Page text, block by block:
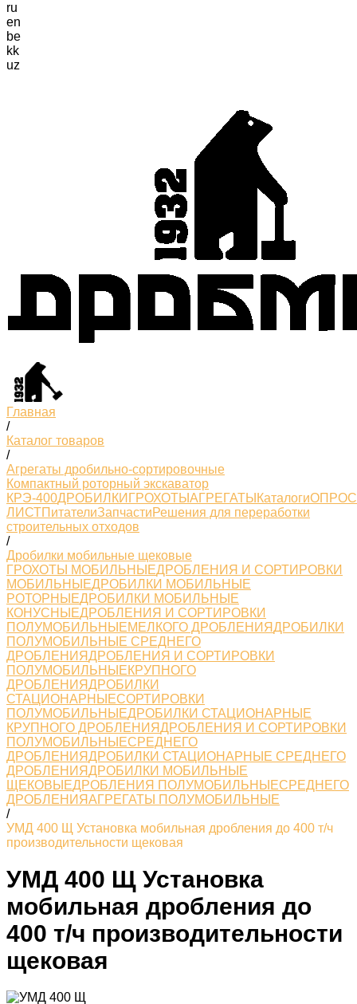
ru
en
be
kk
uz
Главная
/
Каталог товаров
/
Агрегаты дробильно-сортировочные
Компактный роторный экскаватор
КРЭ-400ДРОБИЛКИ ГРОХОТЫ АГРЕГАТЫ Каталоги
ЛИСТПитателиЗапчастиРешения для переработки
строительных отходов
/
Дробилки мобильные щековые
ГРОХОТЫ МОБИЛЬНЫЕДРОБЛЕНИЯ И СОРТИРОВКИ
МОБИЛЬНЫЕДРОБИЛКИ МОБИЛЬНЫЕ
РОТОРНЫЕДРОБИЛКИ МОБИЛЬНЫЕ
КОНУСНЫЕДРОБЛЕНИЯ И СОРТИРОВКИ
ПОЛУМОБИЛЬНЫЕМЕЛКОГО ДРОБЛЕНИЯДРОБИЛКИ
ПОЛУМОБИЛЬНЫЕ СРЕДНЕГО
ДРОБЛЕНИЯДРОБЛЕНИЯ И СОРТИРОВКИ
ПОЛУМОБИЛЬНЫЕКРУПНОГО
ДРОБЛЕНИЯДРОБИЛКИ
СТАЦИОНАРНЫЕСОРТИРОВКИ
ПОЛУМОБИЛЬНЫЕДРОБИЛКИ СТАЦИОНАРНЫЕ
КРУПНОГО ДРОБЛЕНИЯДРОБЛЕНИЯ И СОРТИРОВКИ
ПОЛУМОБИЛЬНЫЕСРЕДНЕГО
ДРОБЛЕНИЯДРОБИЛКИ СТАЦИОНАРНЫЕ СРЕДНЕГО
ДРОБЛЕНИЯДРОБИЛКИ МОБИЛЬНЫЕ
ЩЕКОВЫЕДРОБЛЕНИЯ ПОЛУМОБИЛЬНЫЕСРЕДНЕГО
ДРОБЛЕНИЯАГРЕГАТЫ ПОЛУМОБИЛЬНЫЕ
/
УМД 400 Щ Установка мобильная дробления до 400 т/ч
производительности щековая
УМД 400 Щ Установка
мобильная дробления до
400 т/ч производительности
щековая